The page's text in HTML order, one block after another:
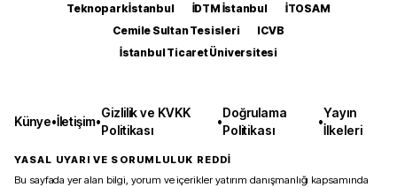
Teknopark İstanbul
İDTM İstanbul
İTOSAM
Cemile Sultan Tesisleri
ICVB
İstanbul Ticaret Üniversitesi
Künye•İletişim•
Gizlilik ve KVKK
Politikası
•
Doğrulama
Politikası
•
Yayın
İlkeleri
YASAL UYARI VE SORUMLULUK REDDİ
Bu sayfada yer alan bilgi, yorum ve içerikler yatırım danışmanlığı kapsamında